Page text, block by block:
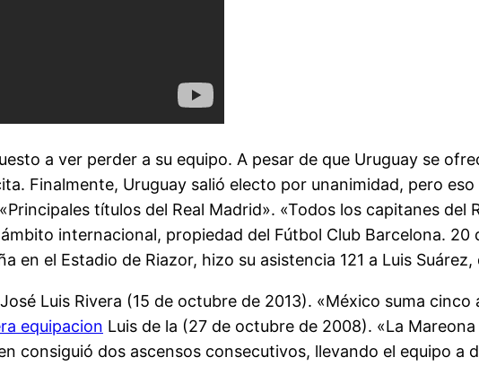
a ver perder a su equipo. A pesar de que Uruguay se
Finalmente, Uruguay salió electo por unanimidad, pero
títulos del Real Madrid». «Todos los capitanes del
internacional, propiedad del Fútbol Club Barcelona.
en el Estadio de Riazor, hizo su asistencia 121 a Luis
Luis Rivera (15 de octubre de 2013). «México suma cinco
equipacion Luis de la (27 de octubre de 2008). «La
consiguió dos ascensos consecutivos, llevando el equipo a